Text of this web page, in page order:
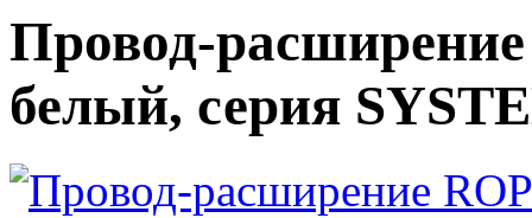
Провод-
белый, серия